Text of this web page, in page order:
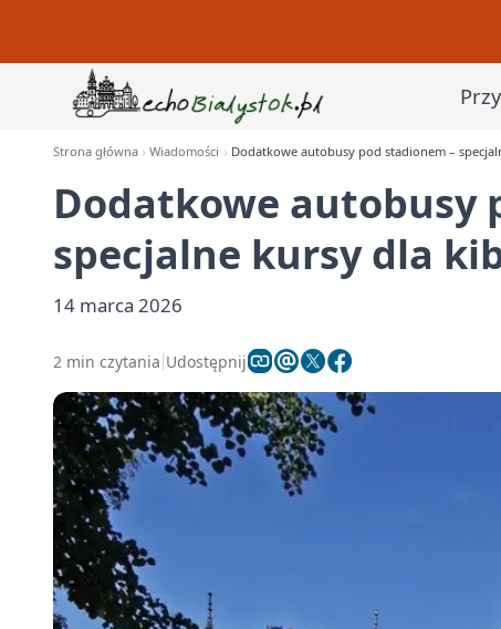
Strona główna Wiadomości Dodatkowe autobusy pod stadionem –
Dodatkowe autobusy
specjalne kursy dla
14 marca 2026
2 min czytania Udostępnij